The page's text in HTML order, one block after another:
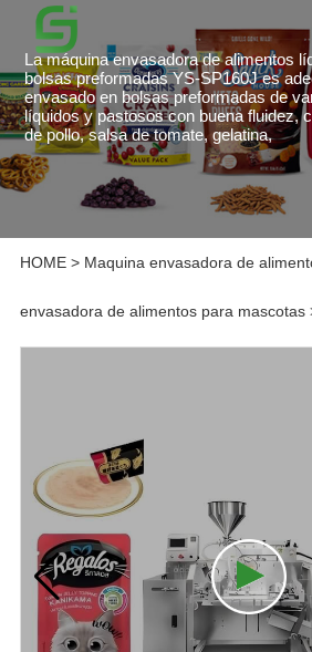
La máquina envasadora de alimentos
bolsas preformadas YS-SP160J es
envasado en bolsas preformadas de
líquidos y pastosos con buena fluidez,
de pollo, salsa de tomate, gelatina,
HOME> Maquina envasadora de
envasadora de alimentos para mascotas